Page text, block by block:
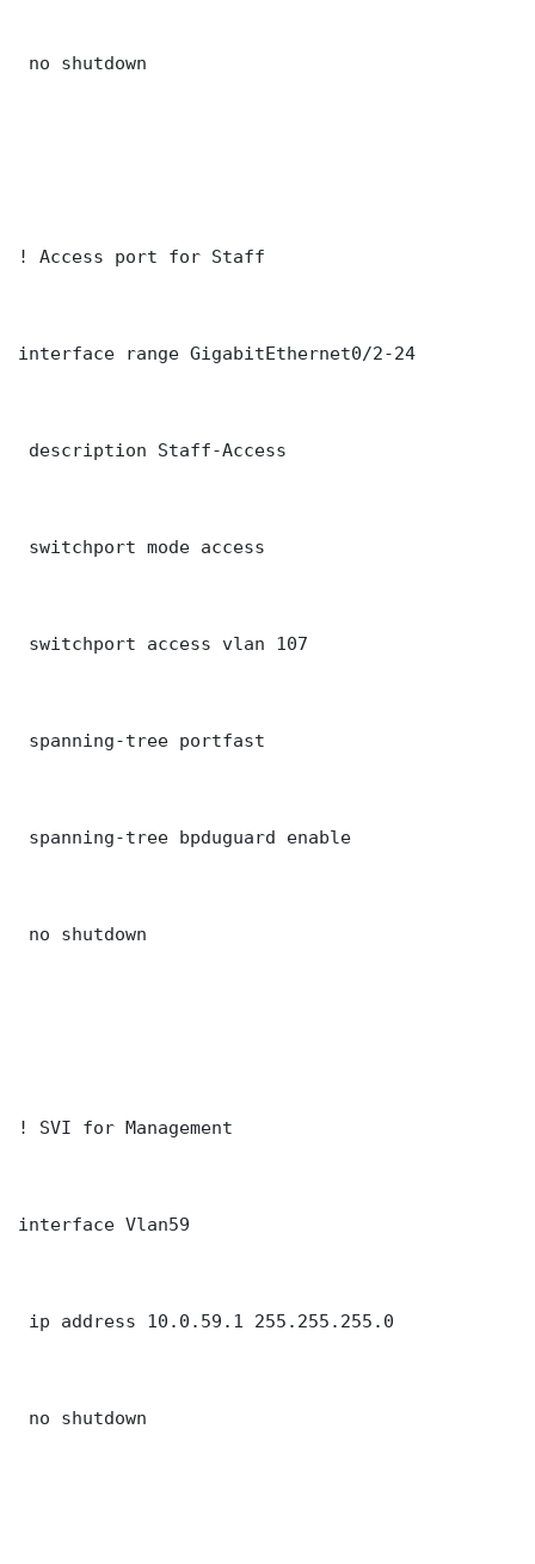
no shutdown
! Access port for Staff
interface range GigabitEthernet0/2-24
description Staff-Access
switchport mode access
switchport access vlan 107
spanning-tree portfast
spanning-tree bpduguard enable
no shutdown
! SVI for Management
interface Vlan59
ip address 10.0.59.1 255.255.255.0
no shutdown